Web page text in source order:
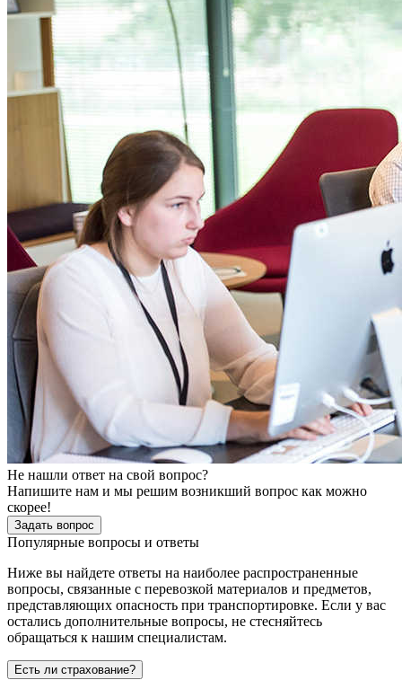
Не нашли ответ на свой вопрос?
Напишите нам и мы решим возникший вопрос как можно
скорее!
Задать вопрос
Популярные вопросы и ответы
Ниже вы найдете ответы на наиболее распространенные
вопросы, связанные с перевозкой материалов и предметов,
представляющих опасность при транспортировке. Если у вас
остались дополнительные вопросы, не стесняйтесь
обращаться к нашим специалистам.
Есть ли страхование?